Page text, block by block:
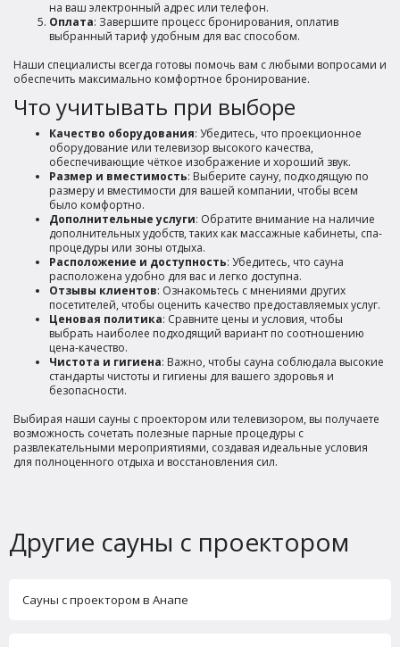
на ваш электронный адрес или телефон.
Оплата: Завершите процесс бронирования, оплатив
выбранный тариф удобным для вас способом.
Наши специалисты всегда готовы помочь вам с любыми вопросами и
обеспечить максимально комфортное бронирование.
Что учитывать при выборе
Качество оборудования: Убедитесь, что проекционное
оборудование или телевизор высокого качества,
обеспечивающие чёткое изображение и хороший звук.
Размер и вместимость: Выберите сауну, подходящую по
размеру и вместимости для вашей компании, чтобы всем
было комфортно.
Дополнительные услуги: Обратите внимание на наличие
дополнительных удобств, таких как массажные кабинеты, спа-
процедуры или зоны отдыха.
Расположение и доступность: Убедитесь, что сауна
расположена удобно для вас и легко доступна.
Отзывы клиентов: Ознакомьтесь с мнениями других
посетителей, чтобы оценить качество предоставляемых услуг.
Ценовая политика: Сравните цены и условия, чтобы
выбрать наиболее подходящий вариант по соотношению
цена-качество.
Чистота и гигиена: Важно, чтобы сауна соблюдала высокие
стандарты чистоты и гигиены для вашего здоровья и
безопасности.
Выбирая наши сауны с проектором или телевизором, вы получаете
возможность сочетать полезные парные процедуры с
развлекательными мероприятиями, создавая идеальные условия
для полноценного отдыха и восстановления сил.
Другие сауны с проектором
Сауны с проектором в Анапе